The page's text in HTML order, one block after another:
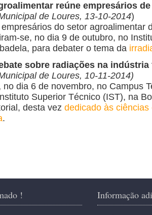
reúne empresários
de Loures, 13-10-2014)
do setor agroalimentar
se, no dia 9 de outubro, no
para debater o tema da
sobre radiações na indústria
de Loures, 10-11-2014)
no dia 6 de novembro, no Campus
Superior Técnico (IST), na
desta vez dedicado às
.
! Informação